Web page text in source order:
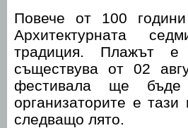
Повече от 100
Архитектурната
традиция. Плажът е
съществува от 02
фестивала ще бъде
организаторите е
следващо лято.